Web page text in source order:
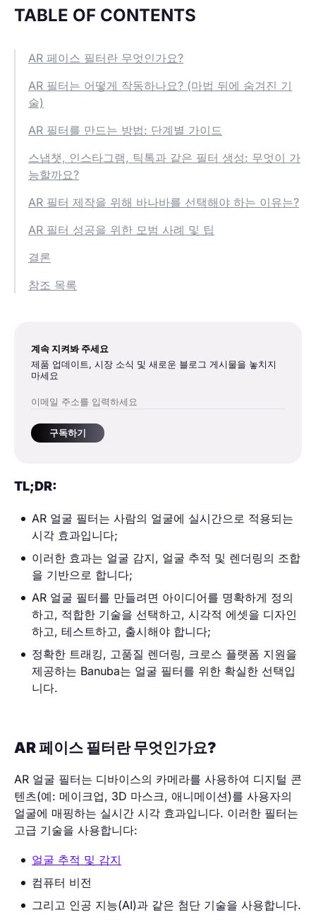
TABLE OF CONTENTS
AR 페이스 필터란 무엇인가요?
AR 필터는 어떻게 작동하나요? (마법 뒤에 숨겨진 기
술)
AR 필터를 만드는 방법: 단계별 가이드
스냅챗, 인스타그램, 틱톡과 같은 필터 생성: 무엇이 가
능할까요?
AR 필터 제작을 위해 바나바를 선택해야 하는 이유는?
AR 필터 성공을 위한 모범 사례 및 팁
결론
참조 목록
계속 지켜봐 주세요
제품 업데이트, 시장 소식 및 새로운 블로그 게시물을 놓치지
마세요
구독하기
TL;DR:
AR 얼굴 필터는 사람의 얼굴에 실시간으로 적용되는
시각 효과입니다;
이러한 효과는 얼굴 감지, 얼굴 추적 및 렌더링의 조합
을 기반으로 합니다;
AR 얼굴 필터를 만들려면 아이디어를 명확하게 정의
하고, 적합한 기술을 선택하고, 시각적 에셋을 디자인
하고, 테스트하고, 출시해야 합니다;
정확한 트래킹, 고품질 렌더링, 크로스 플랫폼 지원을
제공하는 Banuba는 얼굴 필터를 위한 확실한 선택입
니다.
AR 페이스 필터란 무엇인가요?
AR 얼굴 필터는 디바이스의 카메라를 사용하여 디지털 콘
텐츠(예: 메이크업, 3D 마스크, 애니메이션)를 사용자의
얼굴에 매핑하는 실시간 시각 효과입니다. 이러한 필터는
고급 기술을 사용합니다:
얼굴 추적 및 감지
컴퓨터 비전
그리고 인공 지능(AI)과 같은 첨단 기술을 사용합니다.